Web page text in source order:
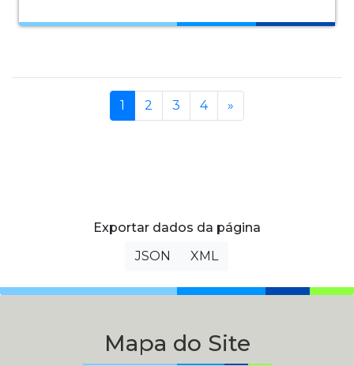
1 (current)
2 3 4 »
Exportar dados da página
JSON
XML
Mapa do Site